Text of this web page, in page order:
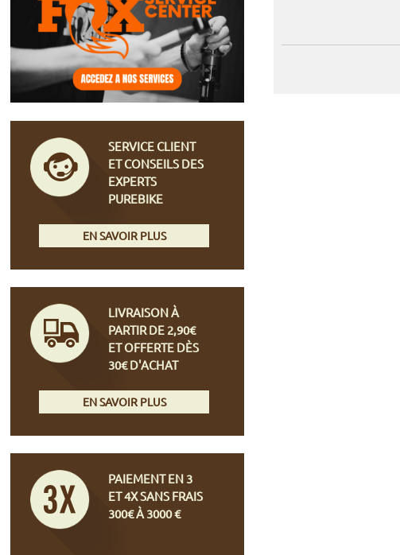
SERVICE CLIENT
ET CONSEILS DES
EXPERTS
PUREBIKE
EN SAVOIR PLUS
LIVRAISON À
PARTIR DE 2,90€
ET OFFERTE DÈS
30€ D'ACHAT
EN SAVOIR PLUS
PAIEMENT EN 3
ET 4X SANS FRAIS
300€ À 3000 €